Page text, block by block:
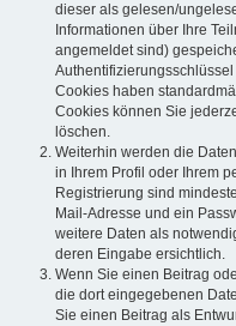
dieser als gelesen/
Informationen über Ihre
angemeldet sind)
Cookies haben
Cookies können Sie
löschen.
Weiterhin werden die
in Ihrem Profil oder Ihrem
Registrierung sind
Mail-Adresse und ein
weitere Daten als
deren Eingabe ersichtlich.
Wenn Sie einen Beitrag
die dort eingegebenen
Sie einen Beitrag als